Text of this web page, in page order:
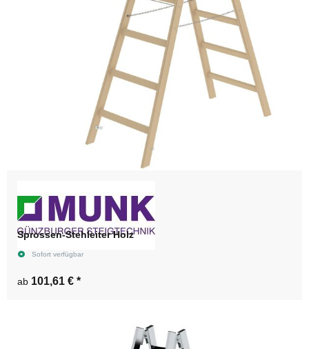
Sprossen-Stehleiter Holz
Sofort verfügbar
ab 101,61 € *